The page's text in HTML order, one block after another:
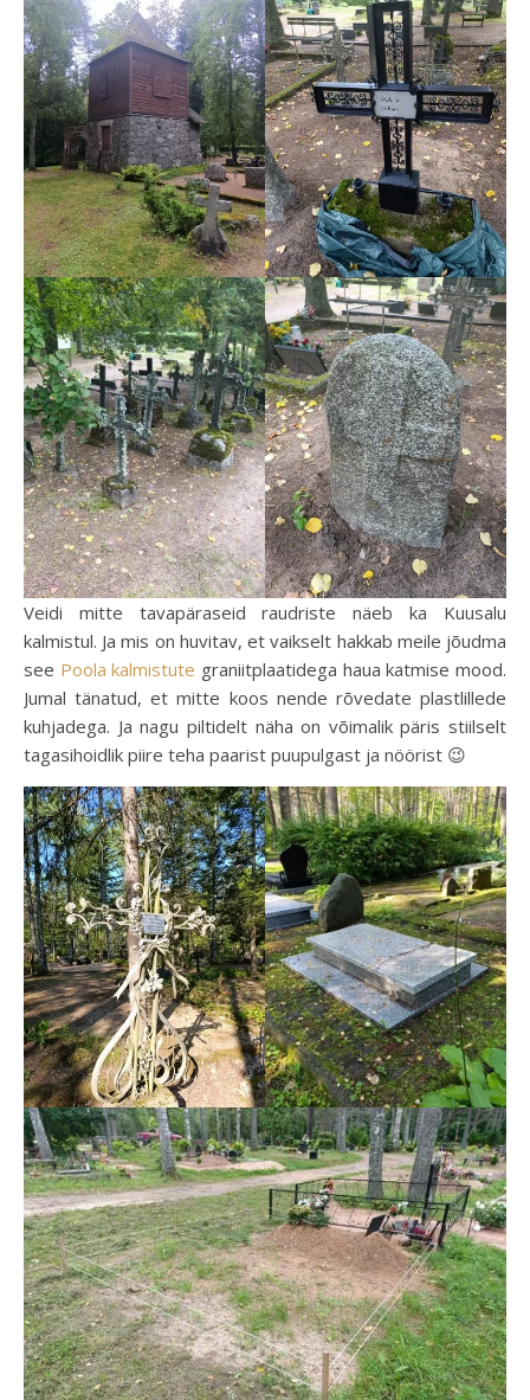
Veidi mitte tavapäraseid raudriste näeb ka Kuusalu
kalmistul. Ja mis on huvitav, et vaikselt hakkab meile jõudma
see Poola kalmistute graniitplaatidega haua katmise mood.
Jumal tänatud, et mitte koos nende rõvedate plastlillede
kuhjadega. Ja nagu piltidelt näha on võimalik päris stiilselt
tagasihoidlik piire teha paarist puupulgast ja nöörist 😉